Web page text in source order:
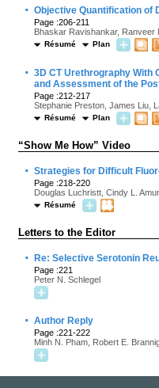
· Objective Quantification of
Page :206-211
Bhaskar Ravishankar, Ranveer
Résumé Plan
· 3D CT Urethrography With
and Assessment of the
Page :212-217
Stephanie Preston, James Liu,
Résumé Plan
“Show Me How” Video
· Strategies for Difficult
Page :218-220
Douglas Luchristt, Cindy L.
Résumé
Letters to the Editor
· Re: Selective Serotonin
Page :221
Peter N. Schlegel
· Author Reply
Page :221-222
Minh N. Pham, Robert E.